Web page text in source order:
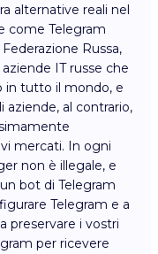
alternative reali nel
come Telegram
Russa,
IT russe che
in tutto il mondo, e
aziende, al contrario,
mercati. In ogni
non è illegale, e
bot di Telegram
Telegram e a
preservare i vostri
per ricevere